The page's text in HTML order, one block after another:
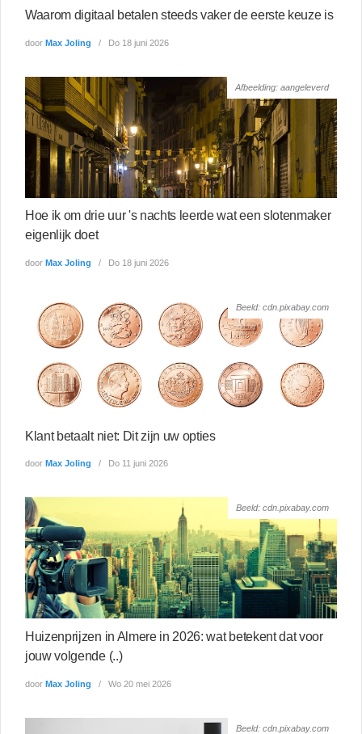
Waarom digitaal betalen steeds vaker de eerste keuze is
door Max Joling Do 18 juni 2026
Afbeelding: aangeleverd
Hoe ik om drie uur 's nachts leerde wat een slotenmaker
eigenlijk doet
door Max Joling Do 18 juni 2026
Beeld: cdn.pixabay.com
Klant betaalt niet: Dit zijn uw opties
door Max Joling Do 11 juni 2026
Beeld: cdn.pixabay.com
Huizenprijzen in Almere in 2026: wat betekent dat voor
jouw volgende (..)
door Max Joling Wo 20 mei 2026
Beeld: cdn.pixabay.com